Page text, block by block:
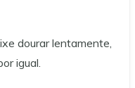
dourar lentamente,
igual.